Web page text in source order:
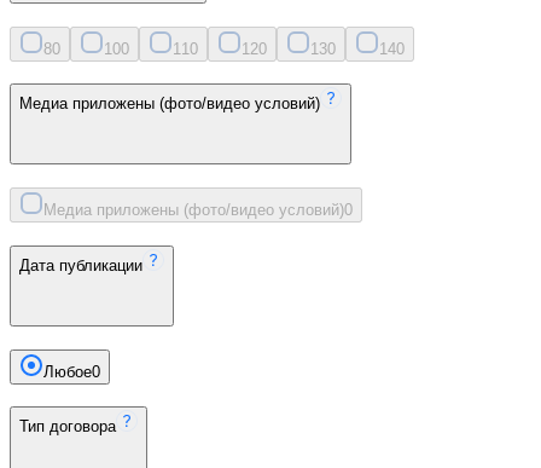
80 100 11 0 120 130 140
Медиа приложены (фото/видео условий)
Медиа приложены (фото/видео условий)0
Дата публикации
Любое0
Тип договора